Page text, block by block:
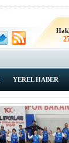
YEREL HABER